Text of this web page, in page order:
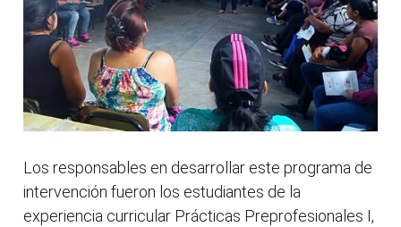
Los responsables en desarrollar este programa de
intervención fueron los estudiantes de la
experiencia curricular Prácticas Preprofesionales I,